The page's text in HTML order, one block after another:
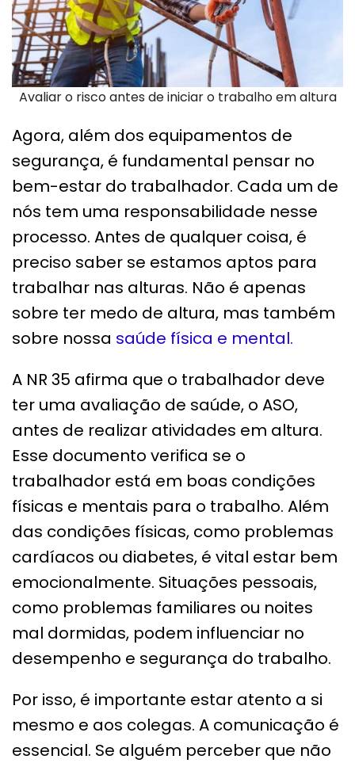
Avaliar o risco antes de iniciar o trabalho em altura
Agora, além dos equipamentos de
segurança, é fundamental pensar no
bem-estar do trabalhador. Cada um de
nós tem uma responsabilidade nesse
processo. Antes de qualquer coisa, é
preciso saber se estamos aptos para
trabalhar nas alturas. Não é apenas
sobre ter medo de altura, mas também
sobre nossa saúde física e mental.
A NR 35 afirma que o trabalhador deve
ter uma avaliação de saúde, o ASO,
antes de realizar atividades em altura.
Esse documento verifica se o
trabalhador está em boas condições
físicas e mentais para o trabalho. Além
das condições físicas, como problemas
cardíacos ou diabetes, é vital estar bem
emocionalmente. Situações pessoais,
como problemas familiares ou noites
mal dormidas, podem influenciar no
desempenho e segurança do trabalho.
Por isso, é importante estar atento a si
mesmo e aos colegas. A comunicação é
essencial. Se alguém perceber que não